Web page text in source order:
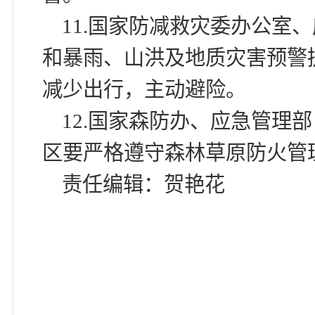
11.国家防减救灾委办公室
和暴雨、山洪及地质灾害预
减少出行，主动避险。
12.国家森防办、应急管理
区要严格遵守森林草原防火
责任编辑：贺艳花